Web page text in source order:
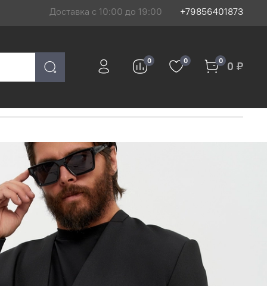
Доставка с 10:00 до 19:00 +79856401873
0 0 0 0 ₽